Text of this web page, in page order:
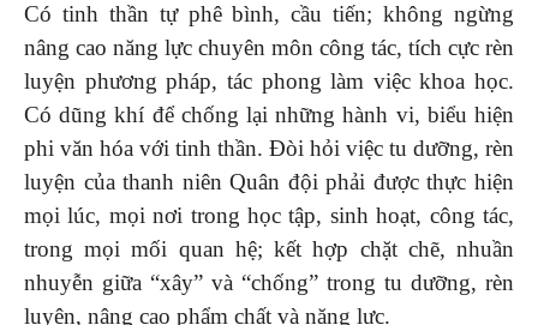
Có tinh thần tự phê bình, cầu tiến; không ngừng
nâng cao năng lực chuyên môn công tác, tích cực rèn
luyện phương pháp, tác phong làm việc khoa học.
Có dũng khí để chống lại những hành vi, biểu hiện
phi văn hóa với tinh thần. Đòi hỏi việc tu dưỡng, rèn
luyện của thanh niên Quân đội phải được thực hiện
mọi lúc, mọi nơi trong học tập, sinh hoạt, công tác,
trong mọi mối quan hệ; kết hợp chặt chẽ, nhuần
nhuyễn giữa “xây” và “chống” trong tu dưỡng, rèn
luyện, nâng cao phẩm chất và năng lực.